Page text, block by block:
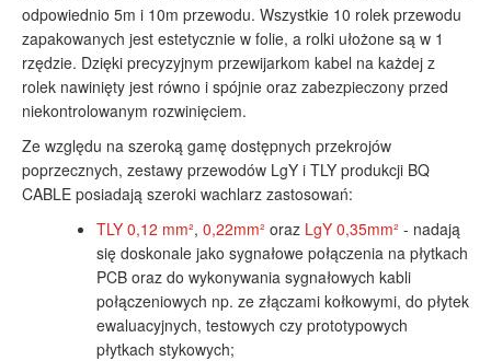
odpowiednio 5m i 10m przewodu. Wszystkie 10 rolek przewodu
zapakowanych jest estetycznie w folie, a rolki ułożone są w 1
rzędzie. Dzięki precyzyjnym przewijarkom kabel na każdej z
rolek nawinięty jest równo i spójnie oraz zabezpieczony przed
niekontrolowanym rozwinięciem.
Ze względu na szeroką gamę dostępnych przekrojów
poprzecznych, zestawy przewodów LgY i TLY produkcji BQ
CABLE posiadają szeroki wachlarz zastosowań:
TLY 0,12 mm², 0,22mm² oraz LgY 0,35mm² - nadają
się doskonale jako sygnałowe połączenia na płytkach
PCB oraz do wykonywania sygnałowych kabli
połączeniowych np. ze złączami kołkowymi, do płytek
ewaluacyjnych, testowych czy prototypowych
płytkach stykowych;